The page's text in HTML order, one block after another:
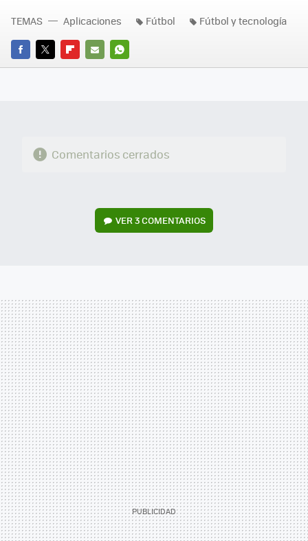
FACEBOOK
TWITTERFLIPBOARD
E-
WHATSAPP
TEMAS Aplicaciones Fútbol Fútbol y tecnología
Comentarios cerrados
VER3 COMENTARIOS